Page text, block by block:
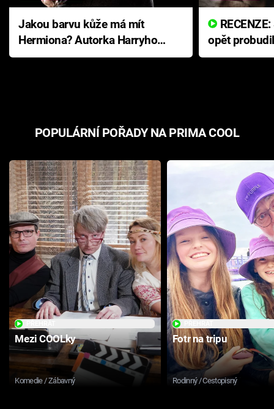
Jakou barvu kůže má mít
Hermiona? Autorka Harryho
Pottera přišla s ráznou
opět
přichází s
POPULÁRNÍ POŘADY NA PRIMA COOL
Mezi COOLky
Komedie / Zábavný
Fotr na tripu
Rodinný / Cestopisný